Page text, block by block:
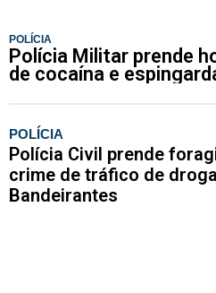
POLÍCIA
Polícia Militar prende
de cocaína e
POLÍCIA
Polícia Civil prende
crime de tráfico de
Bandeirantes